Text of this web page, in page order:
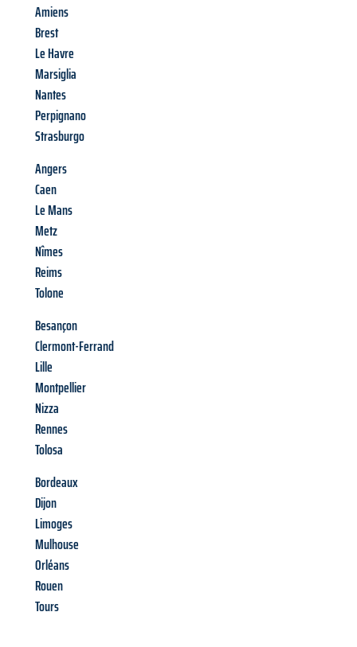
Amiens
Brest
Le Havre
Marsiglia
Nantes
Perpignano
Strasburgo
Angers
Caen
Le Mans
Metz
Nîmes
Reims
Tolone
Besançon
Clermont-Ferrand
Lille
Montpellier
Nizza
Rennes
Tolosa
Bordeaux
Dijon
Limoges
Mulhouse
Orléans
Rouen
Tours